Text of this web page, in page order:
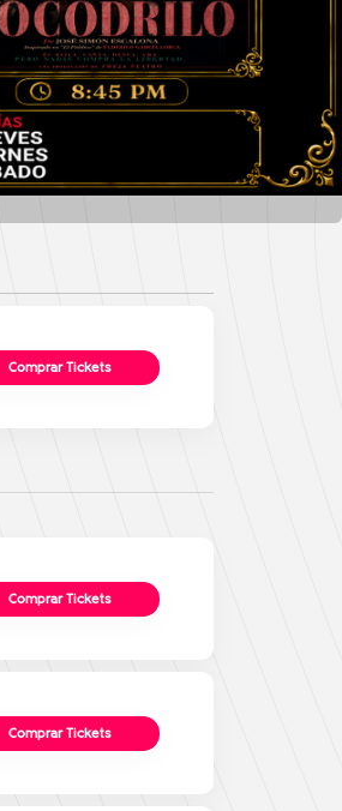
Comprar Tickets
Comprar Tickets
Comprar Tickets